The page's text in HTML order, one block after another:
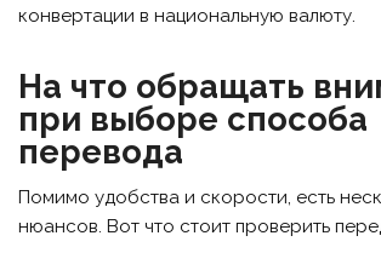
конвертации в национальную валюту.
На что обращать
при выборе способа
перевода
Помимо удобства и скорости, есть
нюансов. Вот что стоит проверить